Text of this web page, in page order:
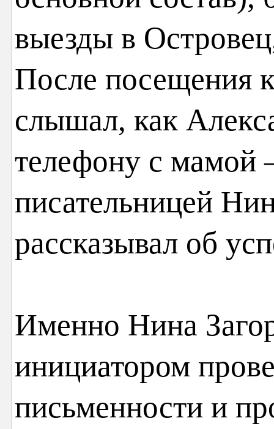
выезды в
После посещения
слышал, как
телефону с мамой
писательницей
рассказывал об
Именно Нина
инициатором
письменности и